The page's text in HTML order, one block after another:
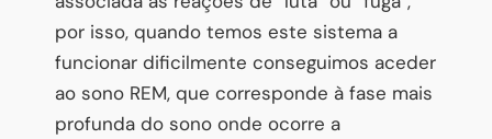
por isso, quando temos este sistema a
funcionar dificilmente conseguimos aceder
ao sono REM, que corresponde à fase mais
profunda do sono onde ocorre a